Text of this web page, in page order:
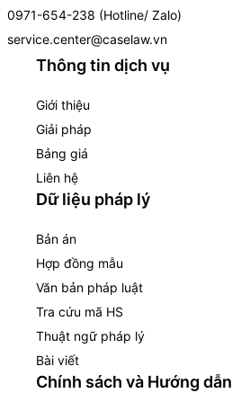
0971-654-238 (Hotline/ Zalo)
service.center@caselaw.vn
Thông tin dịch vụ
Giới thiệu
Giải pháp
Bảng giá
Liên hệ
Dữ liệu pháp lý
Bản án
Hợp đồng mẫu
Văn bản pháp luật
Tra cứu mã HS
Thuật ngữ pháp lý
Bài viết
Chính sách và Hướng dẫn